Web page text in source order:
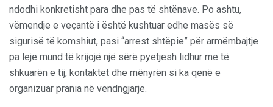
ndodhi konkretisht para dhe pas të shtënave. Po ashtu,
vëmendje e veçantë i është kushtuar edhe masës së
sigurisë të komshiut, pasi “arrest shtëpie” për armëmbajtje
pa leje mund të krijojë një sërë pyetjesh lidhur me të
shkuarën e tij, kontaktet dhe mënyrën si ka qenë e
organizuar prania në vendngjarje.